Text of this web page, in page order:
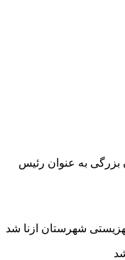
بزرگی به عنوان رئيس
شهرستان ازنا شد